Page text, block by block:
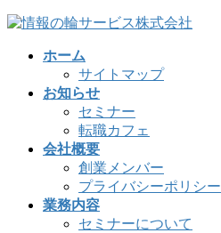
コ
ナ
ホーム
サイトマップ
お知らせ
セミナー
転職カフェ
会社概要
創業メンバー
プライバシーポリシー
業務内容
セミナーについて